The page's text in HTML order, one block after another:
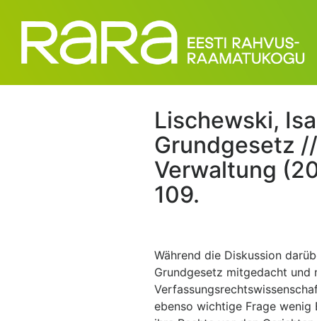
Lischewski,
Grundgesetz
Verwaltung
109.
Während die Diskussion
Grundgesetz mitgedacht und
ebenso wichtige Frage wenig